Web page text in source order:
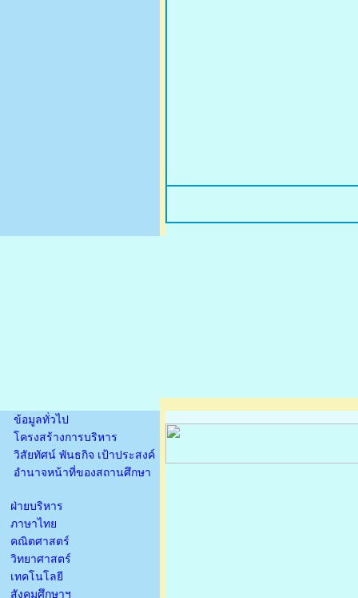
ข้อมูลทั่วไป
โครงสร้างการบริหาร
วิสัยทัศน์ พันธกิจ เป้าประสงค์
อำนาจหน้าที่ของสถานศึกษา
ฝ่ายบริหาร
ภาษาไทย
คณิตศาสตร์
วิทยาศาสตร์
เทคโนโลยี
สังคมศึกษาฯ